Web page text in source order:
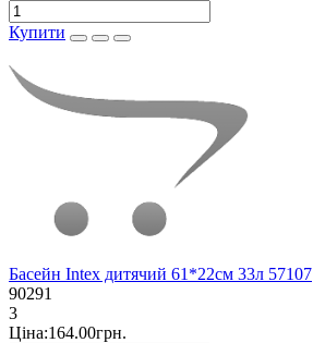
Купити
Басейн Intex дитячий 61*22см 33л 57107
90291
3
Ціна:164.00грн.